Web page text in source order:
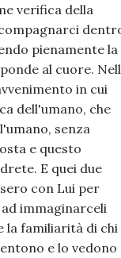
verifica della
pienamente la
al cuore.
in cui
dell'umano, che
senza
e questo
E quei due
con Lui per
immaginarceli
familiarità di chi
e lo vedono